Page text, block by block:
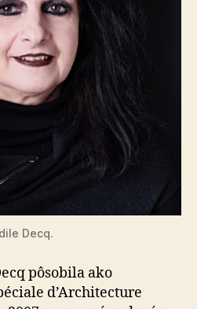
Decq.
pôsobila ako
d’Architecture